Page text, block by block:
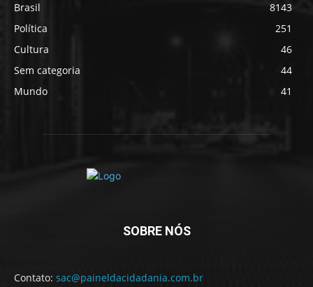
Brasil
8143
Política
251
Cultura
46
Sem categoria
44
Mundo
41
SOBRE NÓS
Contato: sac@paineldacidadania.com.br